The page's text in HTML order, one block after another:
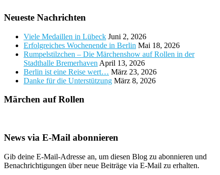
Neueste Nachrichten
Viele Medaillen in Lübeck Juni 2, 2026
Erfolgreiches Wochenende in Berlin Mai 18, 2026
Rumpelstilzchen – Die Märchenshow auf Rollen in der
Stadthalle Bremerhaven April 13, 2026
Berlin ist eine Reise wert… März 23, 2026
Danke für die Unterstützung März 8, 2026
Märchen auf Rollen
News via E-Mail abonnieren
Gib deine E-Mail-Adresse an, um diesen Blog zu abonnieren und
Benachrichtigungen über neue Beiträge via E-Mail zu erhalten.